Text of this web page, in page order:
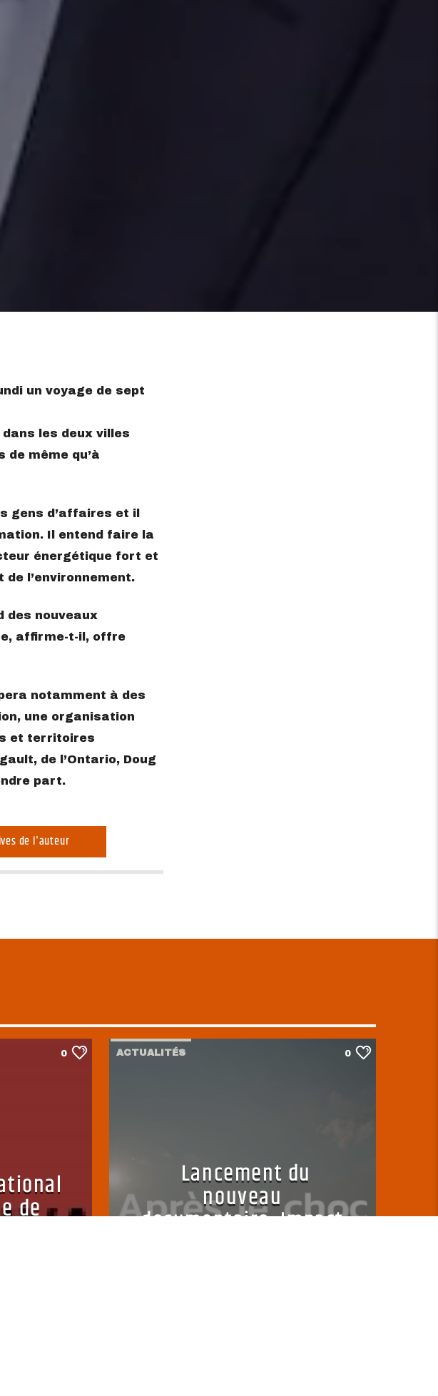
un voyage de sept
dans les deux villes
même qu’à
gens d’affaires et il
Il entend faire la
énergétique fort et
l’environnement.
des nouveaux
affirme-t-il, offre
notamment à des
une organisation
et territoires
de l’Ontario, Doug
part.
de l'auteur
0
de
ACTUALITÉS 0
Lancement du
nouveau
documentaire: Impact